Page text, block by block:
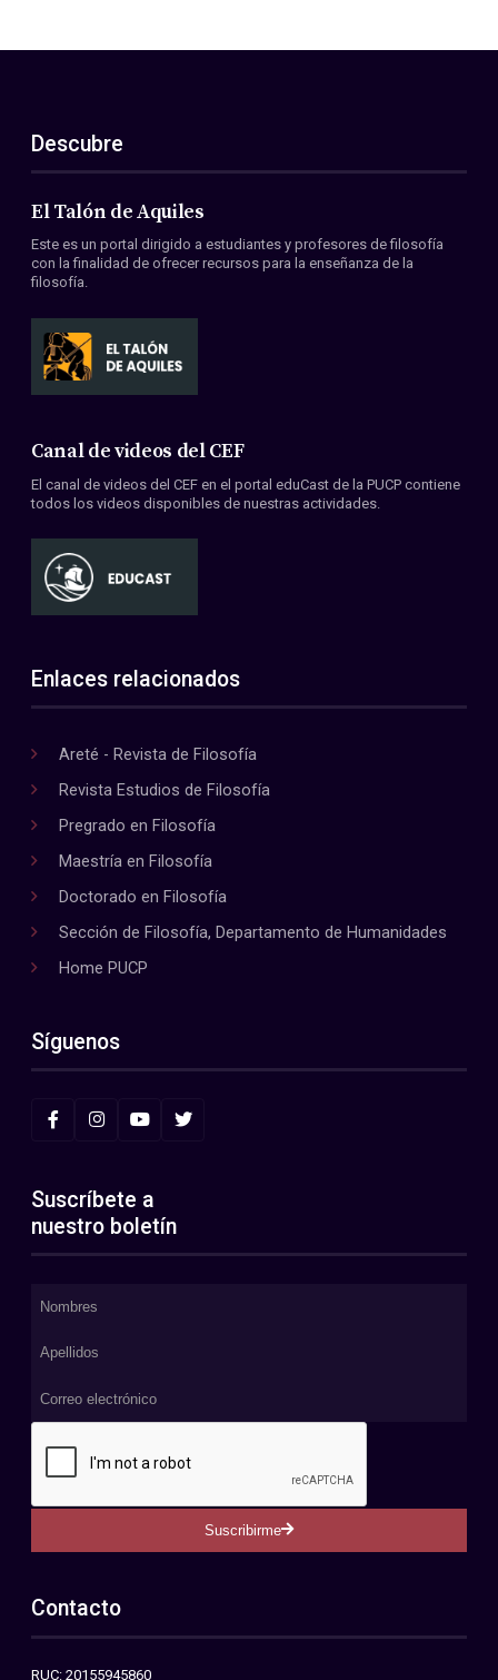
Descubre
El Talón de Aquiles
Este es un portal dirigido a estudiantes y profesores de filosofía
con la finalidad de ofrecer recursos para la enseñanza de la
filosofía.
Canal de videos del CEF
El canal de videos del CEF en el portal eduCast de la PUCP contiene
todos los videos disponibles de nuestras actividades.
Enlaces relacionados
Areté - Revista de Filosofía
Revista Estudios de Filosofía
Pregrado en Filosofía
Maestría en Filosofía
Doctorado en Filosofía
Sección de Filosofía, Departamento de Humanidades
Home PUCP
Síguenos
Suscríbete a
nuestro boletín
Suscribirme
Contacto
RUC: 20155945860